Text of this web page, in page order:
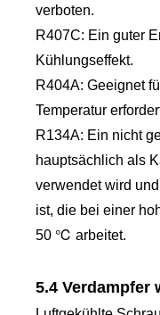
verboten.
R407C: Ein guter
Kühlungseffekt.
R404A: Geeignet
Temperatur
R134A: Ein nicht
hauptsächlich als
verwendet wird
ist, die bei einer
50 ℃ arbeitet.
5.4 Verdampfer